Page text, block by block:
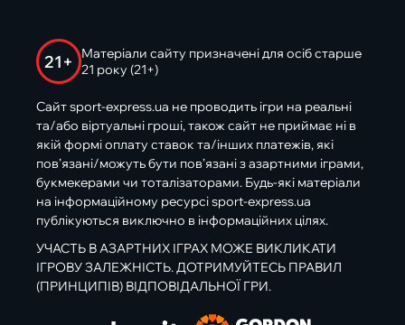
21+
Матеріали сайту призначені для осіб старше
21 року (21+)
Сайт sport-express.ua не проводить ігри на реальні
та/або віртуальні гроші, також сайт не приймає ні в
якій формі оплату ставок та/інших платежів, які
пов’язані/можуть бути пов’язані з азартними іграми,
букмекерами чи тоталізаторами. Будь-які матеріали
на інформаційному ресурсі sport-express.ua
публікуються виключно в інформаційних цілях.
УЧАСТЬ В АЗАРТНИХ ІГРАХ МОЖЕ ВИКЛИКАТИ
ІГРОВУ ЗАЛЕЖНІСТЬ. ДОТРИМУЙТЕСЬ ПРАВИЛ
(ПРИНЦИПІВ) ВІДПОВІДАЛЬНОЇ ГРИ.